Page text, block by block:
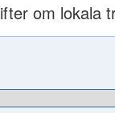
om lokala